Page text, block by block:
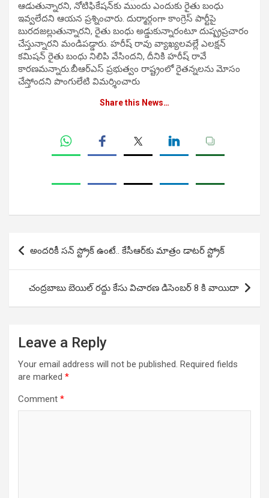
ఆడుతున్నారని, నోటిఫికేషన్‌కు ముందు ఎందుకు రైతు బంధు
ఇవ్వలేదని ఆయన ప్రశ్నించారు. దుర్మార్గంగా కాంగ్రెస్ పార్టీపై
బురదజల్లుతున్నారని, రైతు బంధు అడ్డుకున్నారంటూ దుష్ప్రప్రచారం
చేస్తున్నారని మండిపడ్డారు. హరీష్ రావు వ్యాఖ్యలవల్లే ఎలక్షన్
కమిషన్ రైతు బంధు నిలిపి వేసిందని, దీనికి హరీష్ రావే
కారణమన్నారు.బీఆర్ఎస్ ప్రభుత్వం రాష్ట్రంలో రైతన్నలను మోసం
చేస్తోందని పొంగులేటి విమర్శించారు
Share this News…
Post
navigation
అందరికీ సన్‌ స్ట్రోక్ ఉంటే.. కేసీఆర్‌కు మాత్రం డాటర్ స్ట్రోక్
చంద్రబాబు బెయిల్ రద్దు కేసు విచారణ డిసెంబర్ 8 కి వాయిదా
Leave a Reply
Your email address will not be published. Required fields
are marked *
Comment *